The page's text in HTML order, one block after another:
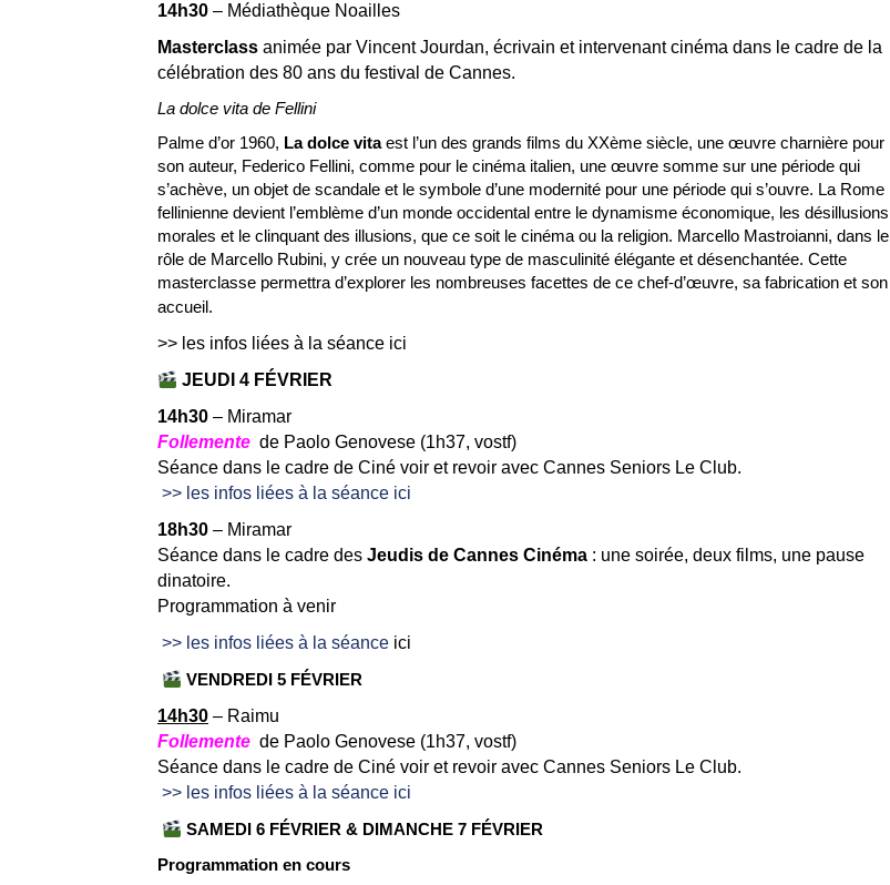
14h30 – Médiathèque Noailles
Masterclass animée par Vincent Jourdan, écrivain et intervenant cinéma dans le cadre de la
célébration des 80 ans du festival de Cannes.
La dolce vita de Fellini
Palme d’or 1960, La dolce vitaest l’un des grands films du XXème siècle, une œuvre charnière pour
son auteur, Federico Fellini, comme pour le cinéma italien, une œuvre somme sur une période qui
s’achève, un objet de scandale et le symbole d’une modernité pour une période qui s’ouvre. La Rome
fellinienne devient l’emblème d’un monde occidental entre le dynamisme économique, les désillusions
morales et le clinquant des illusions, que ce soit le cinéma ou la religion. Marcello Mastroianni, dans le
rôle de Marcello Rubini, y crée un nouveau type de masculinité élégante et désenchantée. Cette
masterclasse permettra d’explorer les nombreuses facettes de ce chef-d’œuvre, sa fabrication et son
accueil.
>> les infos liées à la séance ici
JEUDI 4 FÉVRIER
14h30 – Miramar
Follemente de Paolo Genovese (1h37, vostf)
Séance dans le cadre de Ciné voir et revoir avec Cannes Seniors Le Club.
>> les infos liées à la séance ici
18h30 – Miramar
Séance dans le cadre des Jeudis de Cannes Cinéma : une soirée, deux films, une pause
dinatoire.
Programmation à venir
>> les infos liées à la séance ici
VENDREDI 5 FÉVRIER
14h30 – Raimu
Follemente de Paolo Genovese (1h37, vostf)
Séance dans le cadre de Ciné voir et revoir avec Cannes Seniors Le Club.
>> les infos liées à la séance ici
SAMEDI 6 FÉVRIER & DIMANCHE 7 FÉVRIER
Programmation en cours